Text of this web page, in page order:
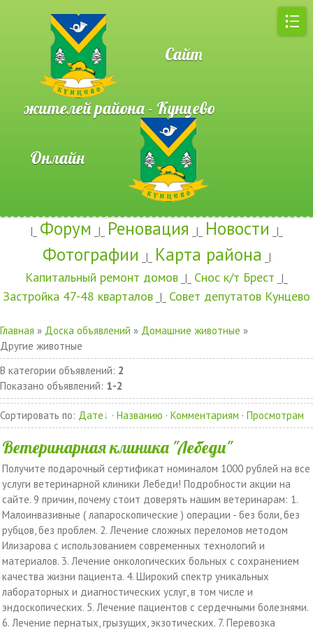
Сайт
жителей района - Кунцево
Онлайн
|_ Форум _|_ Реновация _|_ Новости _|_
Фотографии _|_ Карта района _|
Капитальный ремонт домов _|_ Снос к/т Брест _|_
Застройка 47-48 кварталов _|_ Совет депутатов Кунцево
Главная » Доска объявлений » Домашние животные »
Другие животные
В категории объявлений: 2
Показано объявлений: 1-2
Сортировать по: Дате · Названию · Комментариям · Просмотрам
Ветеринарная клиника "Лебеди"
Получите подарочный сертификат номиналом 1000 рублей на все
услуги ветеринарной клиники Лебеди! Подробности акции на
сайте. 9 причин, почему стоит доверять нашим ветеринарам: 1.
Малоинвазивные ( лапароскопические ) операции - без боли, без
рубцов, без проблем. 2. Лечение сложных переломов методом
Илизарова с использованием современных технологий и
материалов. 3. Лечение онкологических больных с сохранением
качества жизни пациента. 4. Широкий спектр уникальных
лабораторных и диагностических услуг, в том числе и
эндоскопических. 5. Лечение пациентов с сердечными болезнями.
6. Лечение пернатых, грызущих, экзотических. 7. Перевозка